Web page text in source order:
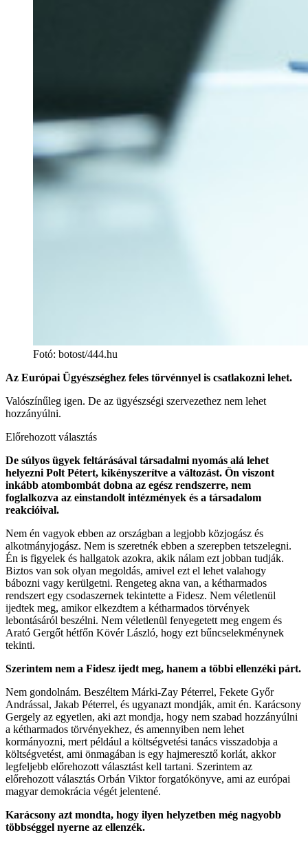
Fotó: botost/444.hu
Az Európai Ügyészséghez feles törvénnyel is csatlakozni lehet.
Valószínűleg igen. De az ügyészségi szervezethez nem lehet
hozzányúlni.
Előrehozott választás
De súlyos ügyek feltárásával társadalmi nyomás alá lehet
helyezni Polt Pétert, kikényszerítve a változást. Ön viszont
inkább atombombát dobna az egész rendszerre, nem
foglalkozva az einstandolt intézmények és a társadalom
reakcióival.
Nem én vagyok ebben az országban a legjobb közjogász és
alkotmányjogász. Nem is szeretnék ebben a szerepben tetszelegni.
Én is figyelek és hallgatok azokra, akik nálam ezt jobban tudják.
Biztos van sok olyan megoldás, amivel ezt el lehet valahogy
bábozni vagy kerülgetni. Rengeteg akna van, a kétharmados
rendszert egy csodaszernek tekintette a Fidesz. Nem véletlenül
ijedtek meg, amikor elkezdtem a kétharmados törvények
lebontásáról beszélni. Nem véletlenül fenyegetett meg engem és
Arató Gergőt hétfőn Kövér László, hogy ezt bűncselekménynek
tekinti.
Szerintem nem a Fidesz ijedt meg, hanem a többi ellenzéki párt.
Nem gondolnám. Beszéltem Márki-Zay Péterrel, Fekete Győr
Andrással, Jakab Péterrel, és ugyanazt mondják, amit én. Karácsony
Gergely az egyetlen, aki azt mondja, hogy nem szabad hozzányúlni
a kétharmados törvényekhez, és amennyiben nem lehet
kormányozni, mert például a költségvetési tanács visszadobja a
költségvetést, ami önmagában is egy hajmeresztő korlát, akkor
legfeljebb előrehozott választást kell tartani. Szerintem az
előrehozott választás Orbán Viktor forgatókönyve, ami az európai
magyar demokrácia végét jelentené.
Karácsony azt mondta, hogy ilyen helyzetben még nagyobb
többséggel nyerne az ellenzék.